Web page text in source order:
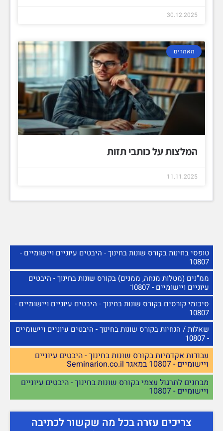
30.12.2025
מאמרים
המלצות על כותבי תזות
11.11.2025
טופסי בחינות בקורס שונות בחינוך - היבטים עיוניים ויישומיים -
10807
ממ"נים (מטלות מנחה, ממנים) בקורס שונות בחינוך - היבטים
עיוניים ויישומיים - 10807
סיכומי קורסים בקורס שונות בחינוך - היבטים עיוניים ויישומיים -
10807
שאלות / הנחיות בקורס שונות בחינוך - היבטים עיוניים ויישומיים
- 10807
עבודות אקדמיות בקורס שונות בחינוך - היבטים עיוניים
ויישומיים - 10807 במאגר Seminarion.co.il
מבחנים לתרגול עצמי בקורס שונות בחינוך - היבטים עיוניים
ויישומיים - 10807
צריכים עזרה בכל מה שקשור לכתיבה